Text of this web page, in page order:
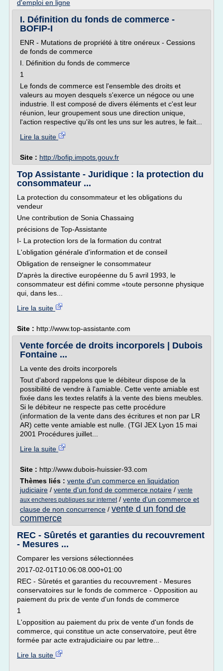
d'emploi en ligne
I. Définition du fonds de commerce -
BOFIP-I
ENR - Mutations de propriété à titre onéreux - Cessions
de fonds de commerce
I. Définition du fonds de commerce
1
Le fonds de commerce est l'ensemble des droits et
valeurs au moyen desquels s'exerce un négoce ou une
industrie. Il est composé de divers éléments et c'est leur
réunion, leur groupement sous une direction unique,
l'action respective qu'ils ont les uns sur les autres, le fait...
Lire la suite
Site : http://bofip.impots.gouv.fr
Top Assistante - Juridique : la protection du
consommateur ...
La protection du consommateur et les obligations du
vendeur
Une contribution de Sonia Chassaing
précisions de Top-Assistante
I- La protection lors de la formation du contrat
L'obligation générale d'information et de conseil
Obligation de renseigner le consommateur
D'après la directive européenne du 5 avril 1993, le
consommateur est défini comme «toute personne physique
qui, dans les...
Lire la suite
Site : http://www.top-assistante.com
Vente forcée de droits incorporels | Dubois
Fontaine ...
La vente des droits incorporels
Tout d'abord rappelons que le débiteur dispose de la
possibilité de vendre à l'amiable. Cette vente amiable est
fixée dans les textes relatifs à la vente des biens meubles.
Si le débiteur ne respecte pas cette procédure
(information de la vente dans des écritures et non par LR
AR) cette vente amiable est nulle. (TGI JEX Lyon 15 mai
2001 Procédures juillet...
Lire la suite
Site : http://www.dubois-huissier-93.com
Thèmes liés : vente d'un commerce en liquidation
judiciaire / vente d'un fond de commerce notaire / vente
aux encheres publiques sur internet/ vente d'un commerce et
clause de non concurrence / vente d un fond de
commerce
REC - Sûretés et garanties du recouvrement
- Mesures ...
Comparer les versions sélectionnées
2017-02-01T10:06:08.000+01:00
REC - Sûretés et garanties du recouvrement - Mesures
conservatoires sur le fonds de commerce - Opposition au
paiement du prix de vente d'un fonds de commerce
1
L'opposition au paiement du prix de vente d'un fonds de
commerce, qui constitue un acte conservatoire, peut être
formée par acte extrajudiciaire ou par lettre...
Lire la suite